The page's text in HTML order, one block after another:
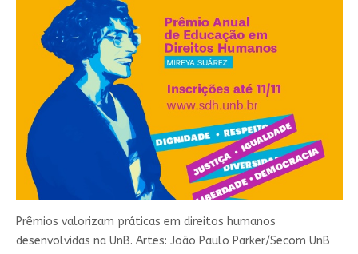
Prêmios valorizam práticas em direitos humanos
desenvolvidas na UnB. Artes: João Paulo Parker/Secom UnB